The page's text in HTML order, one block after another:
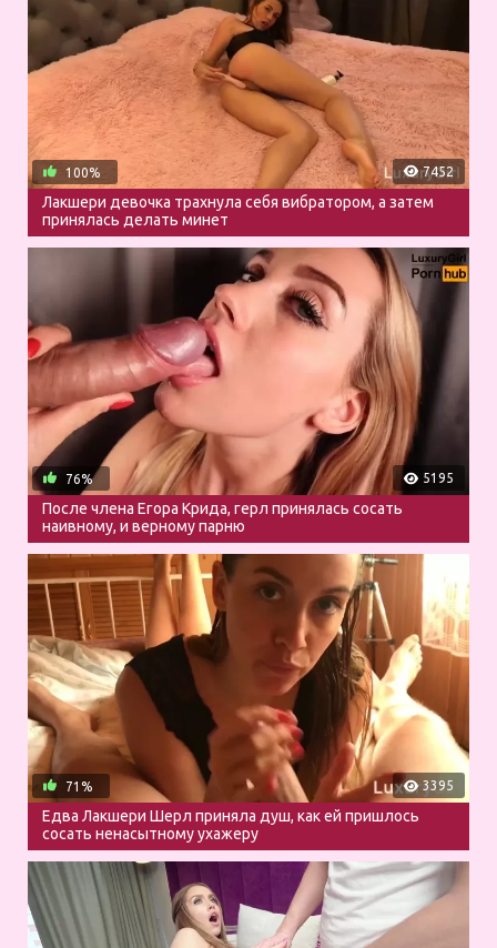
7452
100%
Лакшери девочка трахнула себя вибратором, а затем
принялась делать минет
5195
76%
После члена Егора Крида, герл принялась сосать
наивному, и верному парню
3395
71%
Едва Лакшери Шерл приняла душ, как ей пришлось
сосать ненасытному ухажеру